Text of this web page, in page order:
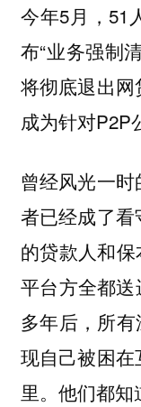
今年5月，51
布“业务强制
将彻底退出网
成为针对P2P
曾经风光一
者已经成了
的贷款人和
平台方全都
多年后，所
现自己被困
里。他们都知